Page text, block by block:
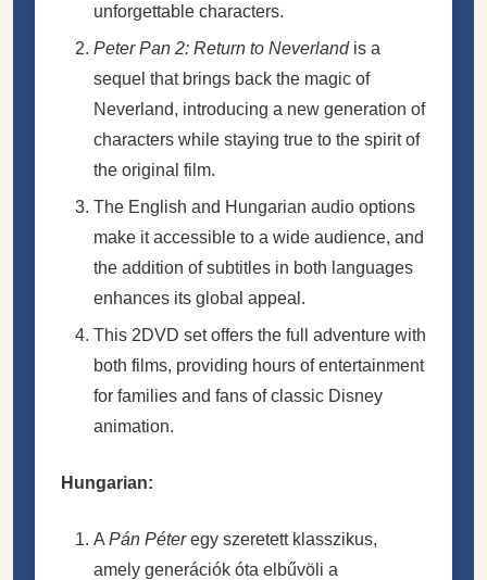
unforgettable characters.
Peter Pan 2: Return to Neverlandis a
sequel that brings back the magic of
Neverland, introducing a new generation of
characters while staying true to the spirit of
the original film.
The English and Hungarian audio options
make it accessible to a wide audience, and
the addition of subtitles in both languages
enhances its global appeal.
This 2DVD set offers the full adventure with
both films, providing hours of entertainment
for families and fans of classic Disney
animation.
Hungarian:
A Pán Péteregy szeretett klasszikus,
amely generációk óta elbűvöli a